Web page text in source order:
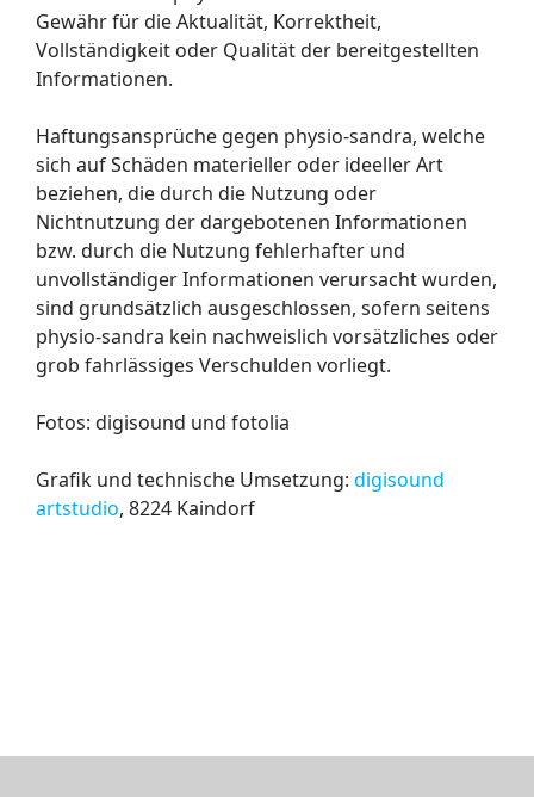
Gewähr für die Aktualität, Korrektheit,
Vollständigkeit oder Qualität der bereitgestellten
Informationen.
Haftungsansprüche gegen physio-sandra, welche
sich auf Schäden materieller oder ideeller Art
beziehen, die durch die Nutzung oder
Nichtnutzung der dargebotenen Informationen
bzw. durch die Nutzung fehlerhafter und
unvollständiger Informationen verursacht wurden,
sind grundsätzlich ausgeschlossen, sofern seitens
physio-sandra kein nachweislich vorsätzliches oder
grob fahrlässiges Verschulden vorliegt.
Fotos: digisound und fotolia
Grafik und technische Umsetzung: digisound
artstudio, 8224 Kaindorf